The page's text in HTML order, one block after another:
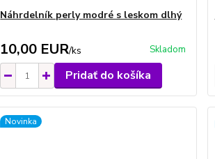
Náhrdelník perly modré s leskom dlhý
10,00 EUR/ks Skladom
Pridať do košíka
Novinka